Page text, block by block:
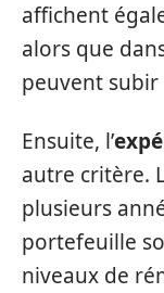
affichent
alors que
peuvent subir
Ensuite, l’
autre critère.
plusieurs
portefeuille
niveaux de